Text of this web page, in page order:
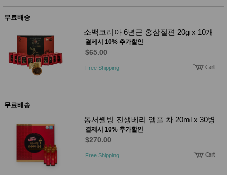
건강/미
용/식기
용품
달교육
어른내
의
유/아동
가방/지
갑/케이
스
화
세탁세
일상 돋
보기
무료배송
소백코리아 6년근 홍삼절편 20g x 10개
결제시 10% 추가할인
$65.00
Free Shipping
무료배송
동서웰빙 진생베리 앰플 차 20ml x 30병
결제시 10% 추가할인
$270.00
Free Shipping